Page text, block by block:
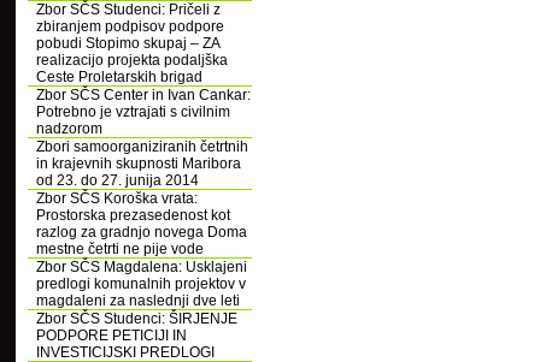
Zbor SČS Studenci: Pričeli z
zbiranjem podpisov podpore
pobudi Stopimo skupaj – ZA
realizacijo projekta podaljška
Ceste Proletarskih brigad
Zbor SČS Center in Ivan Cankar:
Potrebno je vztrajati s civilnim
nadzorom
Zbori samoorganiziranih četrtnih
in krajevnih skupnosti Maribora
od 23. do 27. junija 2014
Zbor SČS Koroška vrata:
Prostorska prezasedenost kot
razlog za gradnjo novega Doma
mestne četrti ne pije vode
Zbor SČS Magdalena: Usklajeni
predlogi komunalnih projektov v
magdaleni za naslednji dve leti
Zbor SČS Studenci: ŠIRJENJE
PODPORE PETICIJI IN
INVESTICIJSKI PREDLOGI